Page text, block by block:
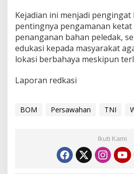
Kejadian ini menjadi pengingat
pentingnya pengamanan ketat
penanganan bahan peledak,
edukasi kepada masyarakat
lokasi berbahaya meskipun
Laporan redkasi
BOM Persawahan TNI
Ikuti Kami